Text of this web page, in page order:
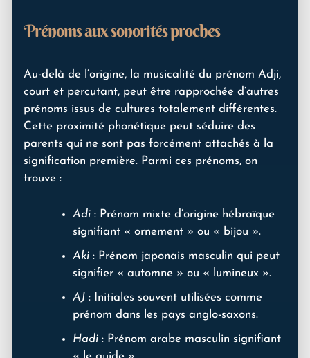
Prénoms aux sonorités proches
Au-delà de l’origine, la musicalité du prénom Adji,
court et percutant, peut être rapprochée d’autres
prénoms issus de cultures totalement différentes.
Cette proximité phonétique peut séduire des
parents qui ne sont pas forcément attachés à la
signification première. Parmi ces prénoms, on
trouve :
Adi : Prénom mixte d’origine hébraïque
signifiant « ornement » ou « bijou ».
Aki : Prénom japonais masculin qui peut
signifier « automne » ou « lumineux ».
AJ : Initiales souvent utilisées comme
prénom dans les pays anglo-saxons.
Hadi : Prénom arabe masculin signifiant